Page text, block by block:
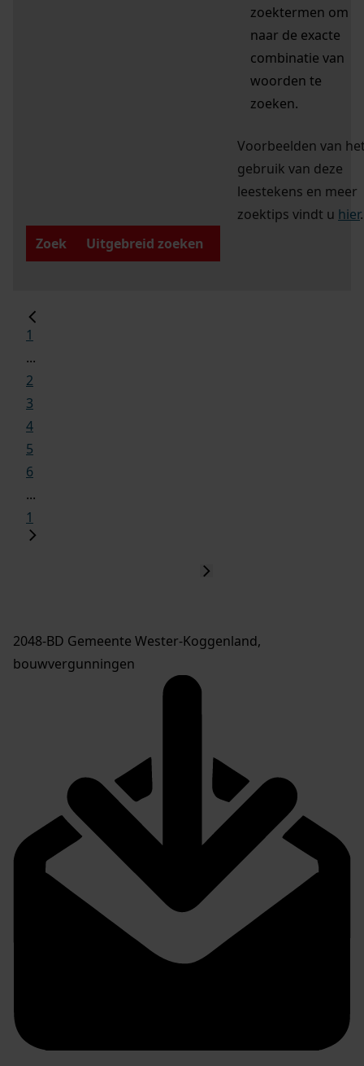
zoektermen om
naar de exacte
combinatie van
woorden te
zoeken.
Voorbeelden van
gebruik van deze
leestekens en meer
zoektips vindt u hier.
Zoek
Uitgebreid zoeken
1
...
2
3
4
5
6
...
1
2048-BD Gemeente Wester-Koggenland,
bouwvergunningen